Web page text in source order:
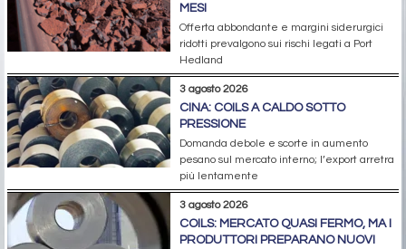
MESI
Offerta abbondante e margini siderurgici
ridotti prevalgono sui rischi legati a Port
Hedland
3 agosto 2026
CINA: COILS A CALDO SOTTO
PRESSIONE
Domanda debole e scorte in aumento
pesano sul mercato interno; l’export arretra
più lentamente
3 agosto 2026
COILS: MERCATO QUASI FERMO, MA I
PRODUTTORI PREPARANO NUOVI